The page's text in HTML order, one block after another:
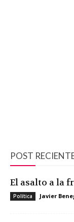
POST
El asalto a la
Política Javier